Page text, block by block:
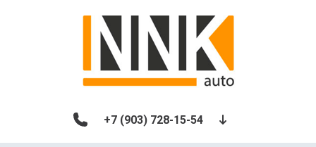
+7 (903) 728-15-54